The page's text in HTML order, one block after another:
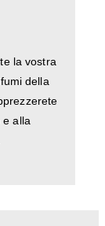
la vostra
della
e alla